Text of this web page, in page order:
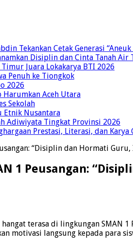
Tekankan Cetak Generasi
Disiplin dan Cinta Tanah Air
Juara Lokakarya BTI 2026
Penuh ke Tiongkok
2026
Harumkan Aceh Utara
Sekolah
Etnik Nusantara
Adiwiyata Tingkat Provinsi 2026
Prestasi, Literasi, dan Karya
“Disiplin dan Hormati Guru,
1 Peusangan:
hangat terasa di lingkungan SMAN
motivasi langsung kepada para